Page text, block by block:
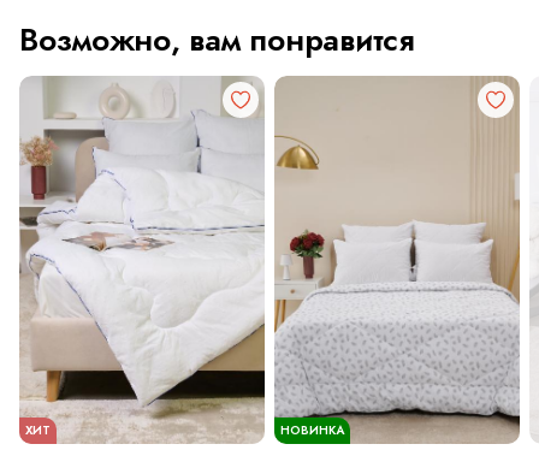
Возможно, вам понравится
ХИТ НОВИНКА